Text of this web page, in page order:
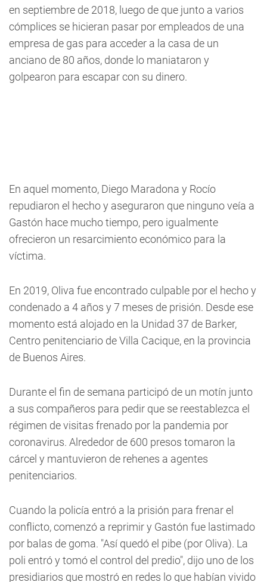
en septiembre de 2018, luego de que junto a varios
cómplices se hicieran pasar por empleados de una
empresa de gas para acceder a la casa de un
anciano de 80 años, donde lo maniataron y
golpearon para escapar con su dinero.
En aquel momento, Diego Maradona y Rocío
repudiaron el hecho y aseguraron que ninguno veía a
Gastón hace mucho tiempo, pero igualmente
ofrecieron un resarcimiento económico para la
víctima.
En 2019, Oliva fue encontrado culpable por el hecho y
condenado a 4 años y 7 meses de prisión. Desde ese
momento está alojado en la Unidad 37 de Barker,
Centro penitenciario de Villa Cacique, en la provincia
de Buenos Aires.
Durante el fin de semana participó de un motín junto
a sus compañeros para pedir que se reestablezca el
régimen de visitas frenado por la pandemia por
coronavirus. Alrededor de 600 presos tomaron la
cárcel y mantuvieron de rehenes a agentes
penitenciarios.
Cuando la policía entró a la prisión para frenar el
conflicto, comenzó a reprimir y Gastón fue lastimado
por balas de goma. "Así quedó el pibe (por Oliva). La
poli entró y tomó el control del predio", dijo uno de los
presidiarios que mostró en redes lo que habían vivido